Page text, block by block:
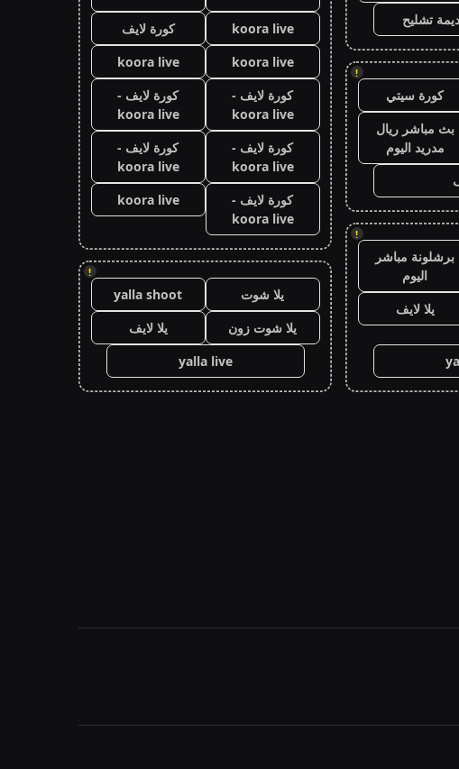
تشليح
!
كورة سيتي
بث مباشر ريال
مدريد اليوم
!
برشلونة مباشر
اليوم
يلا لايف
koora live
كورة لايف
koora live
koora live
كورة لايف -
koora live
كورة لايف -
koora live
كورة لايف -
koora live
كورة لايف -
koora live
كورة لايف -
koora live
koora live
!
يلا شوت
yalla shoot
يلا شوت زون
يلا لايف
yalla live